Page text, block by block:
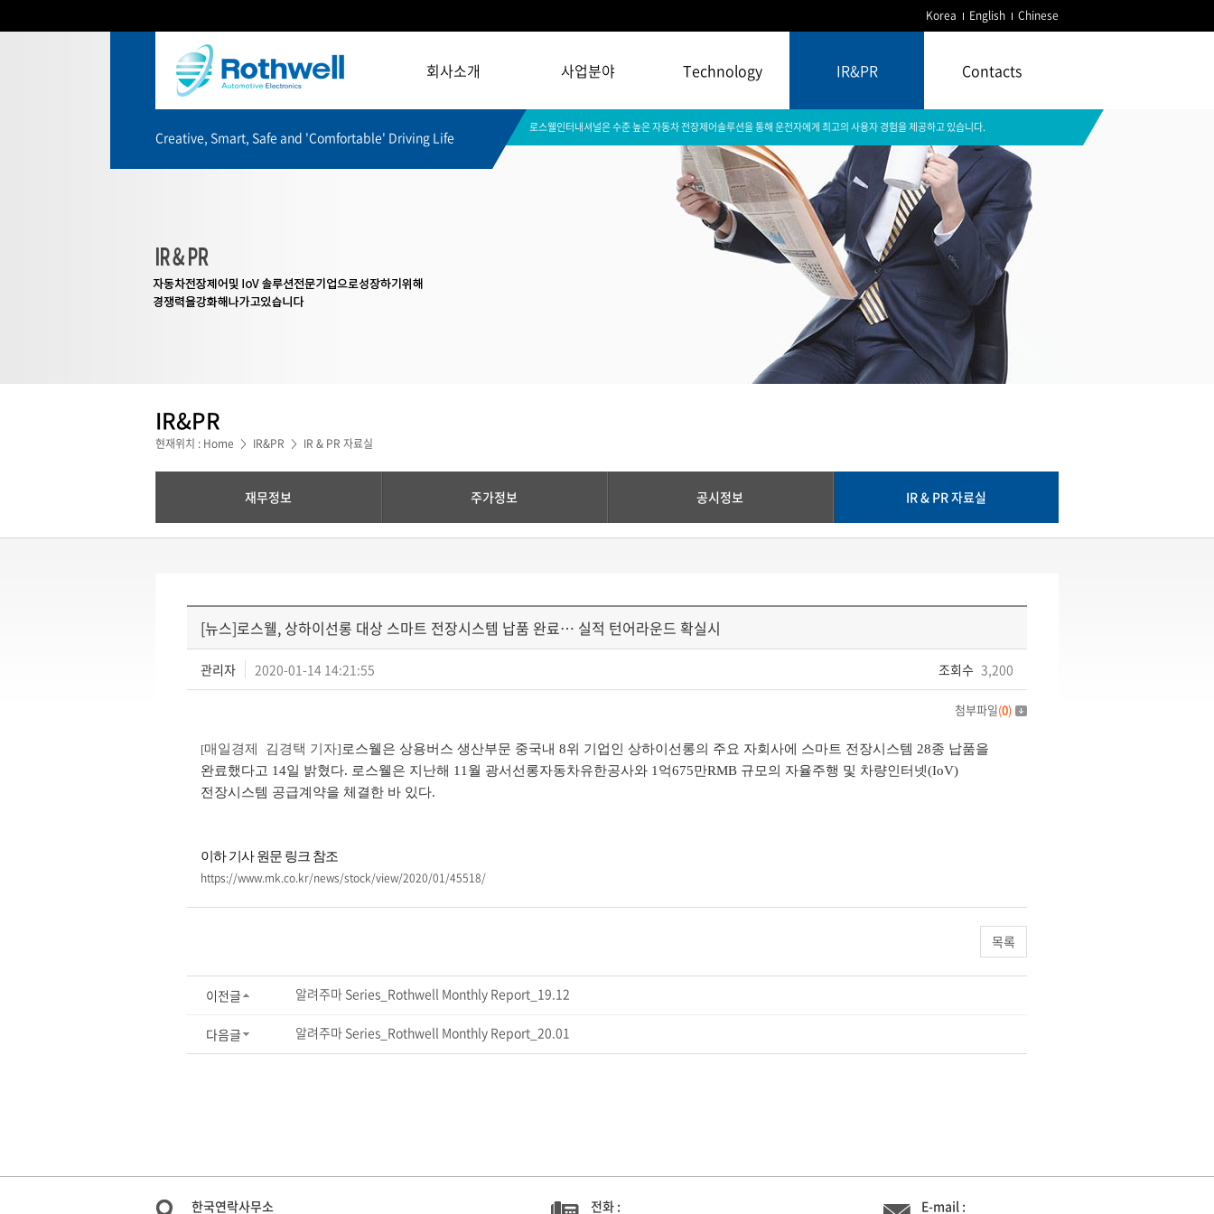
Korea English Chinese
회사소개 사업분야 Technology IR&PR Contacts
Creative, Smart, Safe and 'Comfortable' Driving Life
로스웰인터내셔널은 수준 높은 자동차 전장제어솔루션을 통해 운전자에게 최고의 사용자 경험을 제공하고 있습니다.
IR&PR
현재위치 : Home > IR&PR > IR & PR 자료실
재무정보 주가정보 공시정보 IR & PR 자료실
[뉴스]로스웰, 상하이선롱 대상 스마트 전장시스템 납품 완료… 실적 턴어라운드 확실시
관리자 2020-01-14 14:21:55 조회수 3,200
첨부파일(0)
[매일경제 김경택 기자]로스웰은 상용버스 생산부문 중국내 8위 기업인 상하이선롱의 주요 자회사에 스마트 전장시스템 28종 납품을
완료했다고 14일 밝혔다. 로스웰은 지난해 11월 광서선롱자동차유한공사와 1억675만RMB 규모의 자율주행 및 차량인터넷(IoV)
전장시스템 공급계약을 체결한 바 있다.
이하 기사 원문 링크 참조
https://www.mk.co.kr/news/stock/view/2020/01/45518/
목록
이전글 알려주마 Series_Rothwell Monthly Report_19.12
다음글 알려주마 Series_Rothwell Monthly Report_20.01
한국연락사무소 전화 : E-mail :